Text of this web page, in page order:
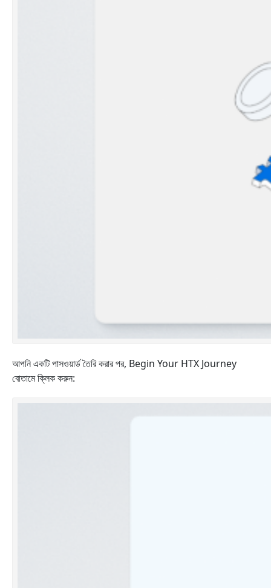
আপনি একটি পাসওয়ার্ড তৈরি করার পর, Begin Your HTX Journey
বোতামে ক্লিক করুন: